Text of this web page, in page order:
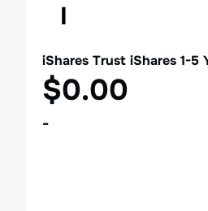
I
iShares Trust iShares 1-5
$0.00
-